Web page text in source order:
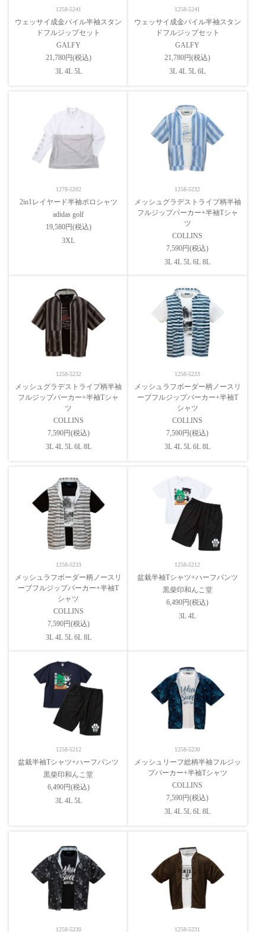
1258-5241
ウェッサイ成金パイル半袖スタン
ドフルジップセット
GALFY
21,780円(税込)
3L 4L 5L
1258-5241
ウェッサイ成金パイル半袖スタン
ドフルジップセット
GALFY
21,780円(税込)
3L 4L 5L 6L
1278-5202
2in1レイヤード半袖ポロシャツ
adidas golf
19,580円(税込)
3XL
1258-5232
メッシュグラデストライプ柄半袖
フルジップパーカー+半袖Tシャ
ツ
COLLINS
7,590円(税込)
3L 4L 5L 6L 8L
1258-5232
メッシュグラデストライプ柄半袖
フルジップパーカー+半袖Tシャ
ツ
COLLINS
7,590円(税込)
3L 4L 5L 6L 8L
1258-5233
メッシュラフボーダー柄ノースリ
ーブフルジップパーカー+半袖T
シャツ
COLLINS
7,590円(税込)
3L 4L 5L 6L 8L
1258-5233
メッシュラフボーダー柄ノースリ
ーブフルジップパーカー+半袖T
シャツ
COLLINS
7,590円(税込)
3L 4L 5L 6L 8L
1258-5212
盆栽半袖Tシャツ+ハーフパンツ
黒柴印和んこ堂
6,490円(税込)
3L 4L
1258-5212
盆栽半袖Tシャツ+ハーフパンツ
黒柴印和んこ堂
6,490円(税込)
3L 4L 5L
1258-5230
メッシュリーフ総柄半袖フルジッ
プパーカー+半袖Tシャツ
COLLINS
7,590円(税込)
3L 4L 5L 6L 8L
1258-5230 1258-5231